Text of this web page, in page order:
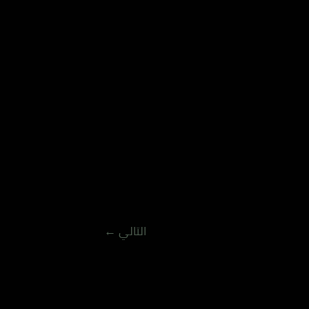
التالي ←